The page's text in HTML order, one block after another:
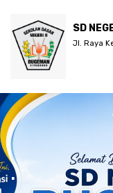
SD
Jl. Raya
.